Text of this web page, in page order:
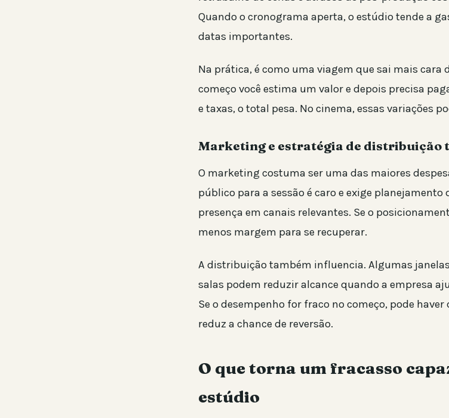
Quando o cronograma aperta, o estúdio tende a
datas importantes.
Na prática, é como uma viagem que sai mais cara
começo você estima um valor e depois precisa
e taxas, o total pesa. No cinema, essas variações
Marketing e estratégia de distribuição
O marketing costuma ser uma das maiores
público para a sessão é caro e exige
presença em canais relevantes. Se o
menos margem para se recuperar.
A distribuição também influencia. Algumas
salas podem reduzir alcance quando a empresa
Se o desempenho for fraco no começo, pode
reduz a chance de reversão.
O que torna um fracasso
estúdio